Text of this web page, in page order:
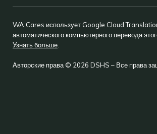
WA Cares использует Google Cloud
автоматического компьютерного перевода
Узнать больше
Авторские права © 2026 DSHS – Все права